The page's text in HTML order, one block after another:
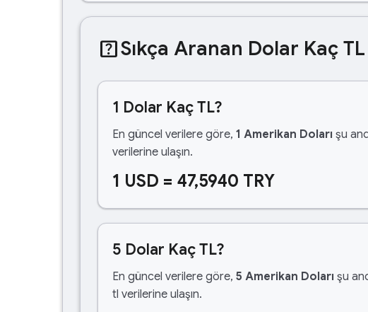
help_centerSıkça Aranan Dolar Kaç
1 Dolar Kaç TL?
En güncel verilere göre, 1 Amerikan Doları şu
verilerine ulaşın.
1 USD = 47,5940 TRY
5 Dolar Kaç TL?
En güncel verilere göre, 5 Amerikan Doları şu
tl verilerine ulaşın.